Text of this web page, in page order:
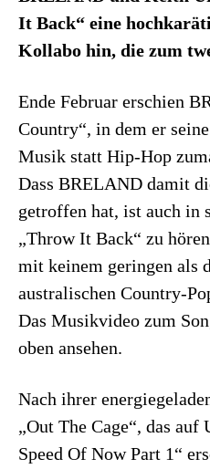
It Back“ eine
Kollabo hin, die zum
Ende Februar erschien
Country“, in dem er
Musik statt Hip-Hop
Dass BRELAND damit
getroffen hat, ist auch in
„Throw It Back“ zu
mit keinem geringen als
australischen Country-
Das Musikvideo zum
oben ansehen.
Nach ihrer
„Out The Cage“, das auf
Speed Of Now Part 1“